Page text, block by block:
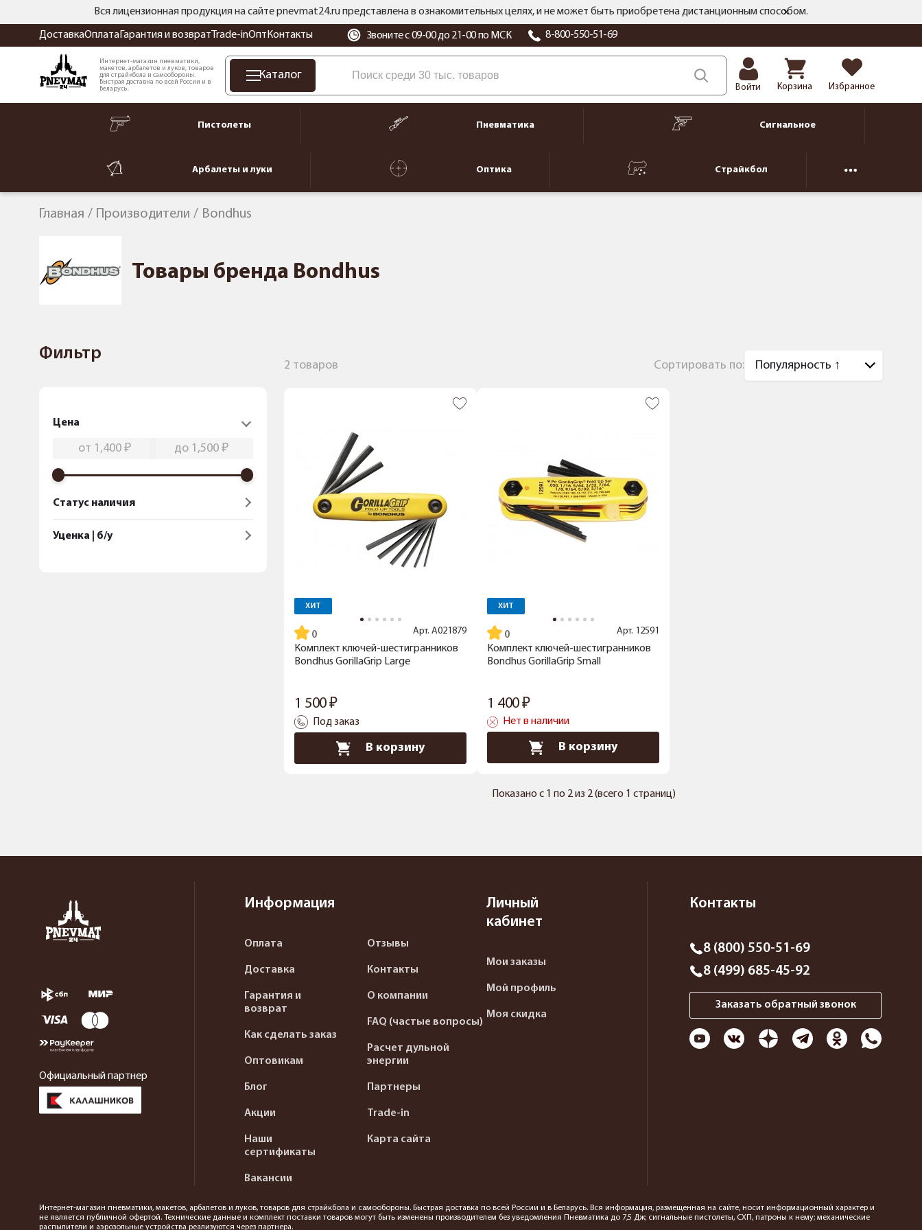
Вся лицензионная продукция на сайте pnevmat24.ru представлена в ознакомительных целях, и не может быть приобретена дистанционным способом.
ДоставкаОплата Гарантия и возврат Trade-inОпт Контакты Звоните с 09-00 до 21-00 по МСК 8-800-550-51-69
Интернет-магазин пневматики,
макетов, арбалетов и луков, товаров
для страйкбола и самообороны.
Быстрая доставка по всей России и в
Беларусь.
Каталог
Войти Корзина Избранное
Пистолеты Пневматика Сигнальное
Арбалеты и луки Оптика Страйкбол
Главная Производители Bondhus
Товары бренда Bondhus
Фильтр
Цена
Статус наличия
Уценка | б/у
2 товаров Сортировать по:
ХИТ
Арт. A021879
Комплект ключей-шестигранников
Bondhus GorillaGrip Large
1 500
Под заказ
В корзину
ХИТ
Арт. 12591
Комплект ключей-шестигранников
Bondhus GorillaGrip Small
1 400
Нет в наличии
В корзину
Показано с 1 по 2 из 2 (всего 1 страниц)
Официальный партнер
Информация
Оплата
Доставка
Гарантия и
возврат
Как сделать заказ
Оптовикам
Блог
Акции
Наши
сертификаты
Вакансии
Отзывы
Контакты
О компании
FAQ (частые вопросы)
Расчет дульной
энергии
Партнеры
Trade-in
Карта сайта
Личный
кабинет
Мои заказы
Мой профиль
Моя скидка
Контакты
8 (800) 550-51-69
8 (499) 685-45-92
Заказать обратный звонок
Интернет-магазин пневматики, макетов, арбалетов и луков, товаров для страйкбола и самообороны. Быстрая доставка по всей России и в Беларусь. Вся информация, размещенная на сайте, носит информационный характер и
не является публичной офертой. Технические данные и комплект поставки товаров могут быть изменены производителем без уведомления Пневматика до 7,5 Дж; сигнальные пистолеты, СХП, патроны к нему; механические
распылители и аэрозольные устройства реализуются через партнера.